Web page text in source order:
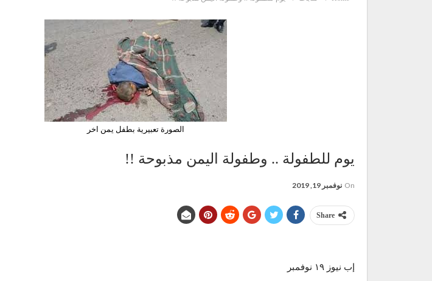
الصورة تعبيرية بطفل يمن اخر
يوم للطفولة .. وطفولة اليمن مذبوحة !!
On نوفمبر 19, 2019
Share
إب نيوز ١٩ نوفمبر